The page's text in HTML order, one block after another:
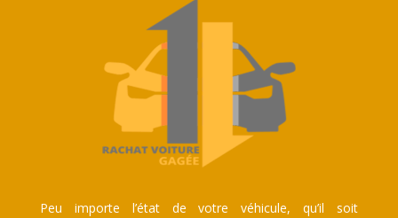
Peu importe l’état de votre véhicule, qu’il soit